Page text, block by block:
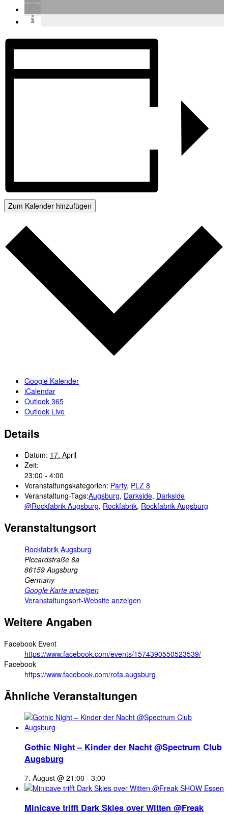
Zum Kalender hinzufügen
Google Kalender
iCalendar
Outlook 365
Outlook Live
Details
Datum: 17. April
Zeit:
23:00 - 4:00
Veranstaltungskategorien: Party, PLZ 8
Veranstaltung-Tags:Augsburg, Darkside, Darkside
@Rockfabrik Augsburg, Rockfabrik, Rockfabrik Augsburg
Veranstaltungsort
Rockfabrik Augsburg
Piccardstraße 6a
86159 Augsburg
Germany
Google Karte anzeigen
Veranstaltungsort-Website anzeigen
Weitere Angaben
Facebook Event
https://www.facebook.com/events/1574390550523539/
Facebook
https://www.facebook.com/rofa.augsburg
Ähnliche Veranstaltungen
Gothic Night – Kinder der Nacht @Spectrum Club
Augsburg
7. August @ 21:00 - 3:00
Minicave trifft Dark Skies over Witten @Freak